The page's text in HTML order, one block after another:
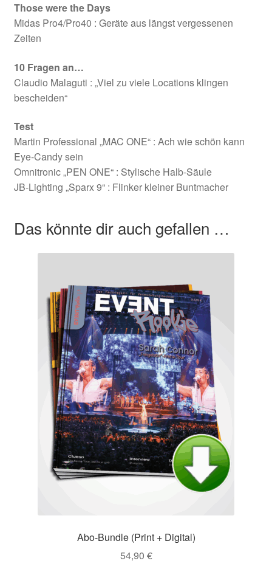
Those were the Days
Midas Pro4/Pro40 : Geräte aus längst vergessenen
Zeiten
10 Fragen an…
Claudio Malaguti : „Viel zu viele Locations klingen
bescheiden“
Test
Martin Professional „MAC ONE“ : Ach wie schön kann
Eye-Candy sein
Omnitronic „PEN ONE“ : Stylische Halb-Säule
JB-Lighting „Sparx 9“ : Flinker kleiner Buntmacher
Das könnte dir auch gefallen …
Abo-Bundle (Print + Digital)
54,90 €